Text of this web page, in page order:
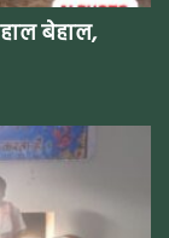
बेहाल,